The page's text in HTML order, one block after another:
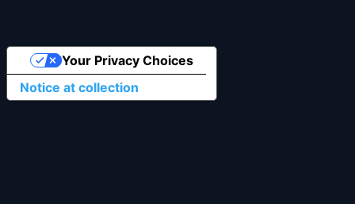
Notice at collection
Your Privacy Choices